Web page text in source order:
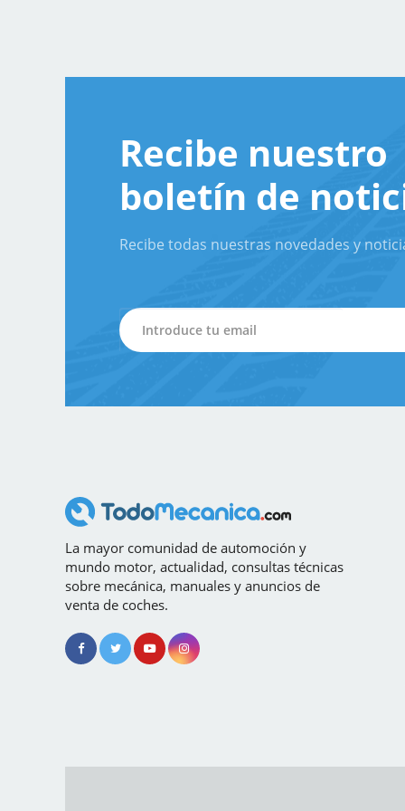
Recibe nuestro
boletín de
Recibe todas nuestras novedades y
La mayor comunidad de automoción y
mundo motor, actualidad, consultas técnicas
sobre mecánica, manuales y anuncios de
venta de coches.